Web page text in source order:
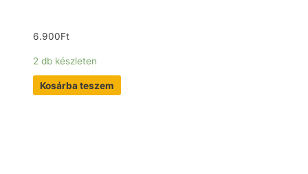
6.900Ft
2 db készleten
Kosárba teszem